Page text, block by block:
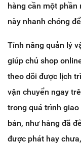
hàng cần một
này nhanh chóng
Tính năng quản lý
giúp chủ shop
theo dõi được lịch
vận chuyển ngay
trong quá trình
bán, như hàng đã
được phát hay